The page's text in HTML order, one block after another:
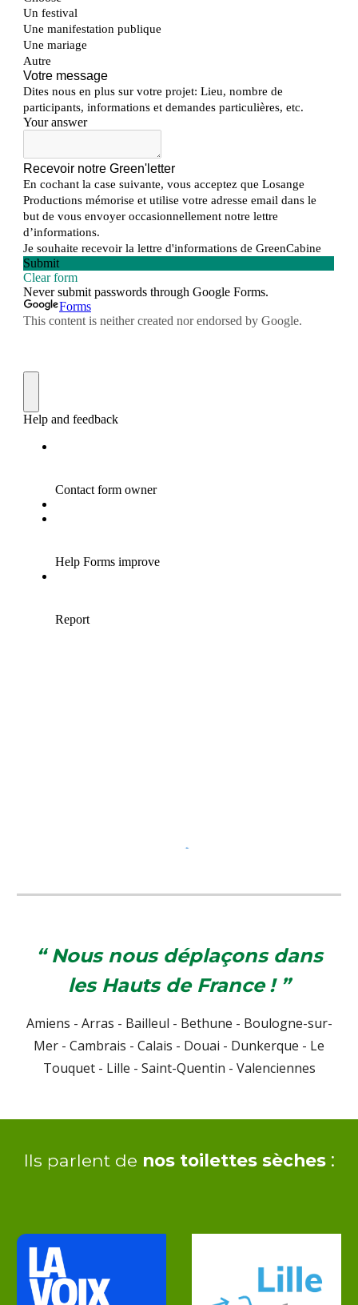
“ Nous nous déplaçons dans
les Hauts de France ! ”
Amiens - Arras - Bailleul - Bethune - Boulogne-sur-
Mer - Cambrais - Calais - Douai - Dunkerque - Le
Touquet - Lille - Saint-Quentin - Valenciennes
Ils parlent de nos toilettes sèches :